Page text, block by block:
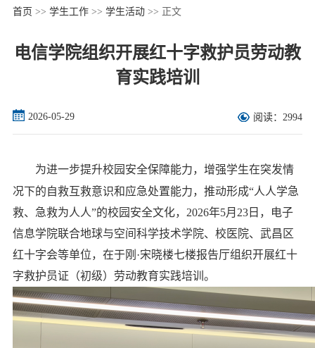
首页 >> 学生工作>> 学生活动>> 正文
电信学院组织开展红十字救护员劳动教
育实践培训
2026-05-29 阅读：2994
为进一步提升校园安全保障能力，增强学生在突发情
况下的自救互救意识和应急处置能力，推动形成“人人学急
救、急救为人人”的校园安全文化，2026年5月23日，电子
信息学院联合地球与空间科学技术学院、校医院、武昌区
红十字会等单位，在于刚·宋晓楼七楼报告厅组织开展红十
字救护员证（初级）劳动教育实践培训。